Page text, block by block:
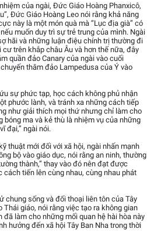
của ngài, Đức Giáo Hoàng Phanxicô,
Đức Giáo Hoàng Leo nói rằng khả năng
này là một món quà mà “Lục địa già” có
muốn duy trì sự trẻ trung của mình. Ngài
hãi và những luận điệu chính trị thường đi
trên khắp châu Âu và hơn thế nữa, đây
quần đảo Canary của ngài vào cuối
thăm đảo Lampedusa của Ý vào
sự phức tạp, học cách không phủ nhận
phước lành, và tránh xa những cách tiếp
như giải thích mọi thứ nhưng chỉ làm cho
bóng ma và kẻ thù là nhiệm vụ của những
đại,” ngài nói.
thuật mới đối với xã hội, ngài nhấn mạnh
bộ vào giáo dục, nói rằng an ninh, thường
thành,” thay vào đó nên đạt được
cách tiến lên cùng nhau, cùng nhau phát
chung sống và đối thoại liên tôn của Tây
Thái giáo, nói rằng việc tạo ra không gian
đã làm cho những mối quan hệ hài hòa này
hưởng đến xã hội Tây Ban Nha trong thời